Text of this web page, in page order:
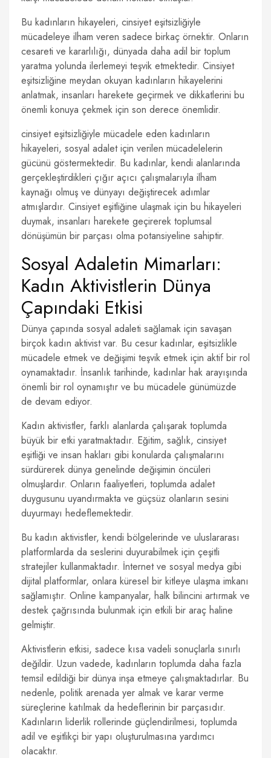
Bu kadınların hikayeleri, cinsiyet eşitsizliğiyle
mücadeleye ilham veren sadece birkaç örnektir. Onların
cesareti ve kararlılığı, dünyada daha adil bir toplum
yaratma yolunda ilerlemeyi teşvik etmektedir. Cinsiyet
eşitsizliğine meydan okuyan kadınların hikayelerini
anlatmak, insanları harekete geçirmek ve dikkatlerini bu
önemli konuya çekmek için son derece önemlidir.
cinsiyet eşitsizliğiyle mücadele eden kadınların
hikayeleri, sosyal adalet için verilen mücadelelerin
gücünü göstermektedir. Bu kadınlar, kendi alanlarında
gerçekleştirdikleri çığır açıcı çalışmalarıyla ilham
kaynağı olmuş ve dünyayı değiştirecek adımlar
atmışlardır. Cinsiyet eşitliğine ulaşmak için bu hikayeleri
duymak, insanları harekete geçirerek toplumsal
dönüşümün bir parçası olma potansiyeline sahiptir.
Sosyal Adaletin Mimarları:
Kadın Aktivistlerin Dünya
Çapındaki Etkisi
Dünya çapında sosyal adaleti sağlamak için savaşan
birçok kadın aktivist var. Bu cesur kadınlar, eşitsizlikle
mücadele etmek ve değişimi teşvik etmek için aktif bir rol
oynamaktadır. İnsanlık tarihinde, kadınlar hak arayışında
önemli bir rol oynamıştır ve bu mücadele günümüzde
de devam ediyor.
Kadın aktivistler, farklı alanlarda çalışarak toplumda
büyük bir etki yaratmaktadır. Eğitim, sağlık, cinsiyet
eşitliği ve insan hakları gibi konularda çalışmalarını
sürdürerek dünya genelinde değişimin öncüleri
olmuşlardır. Onların faaliyetleri, toplumda adalet
duygusunu uyandırmakta ve güçsüz olanların sesini
duyurmayı hedeflemektedir.
Bu kadın aktivistler, kendi bölgelerinde ve uluslararası
platformlarda da seslerini duyurabilmek için çeşitli
stratejiler kullanmaktadır. İnternet ve sosyal medya gibi
dijital platformlar, onlara küresel bir kitleye ulaşma imkanı
sağlamıştır. Online kampanyalar, halk bilincini artırmak ve
destek çağrısında bulunmak için etkili bir araç haline
gelmiştir.
Aktivistlerin etkisi, sadece kısa vadeli sonuçlarla sınırlı
değildir. Uzun vadede, kadınların toplumda daha fazla
temsil edildiği bir dünya inşa etmeye çalışmaktadırlar. Bu
nedenle, politik arenada yer almak ve karar verme
süreçlerine katılmak da hedeflerinin bir parçasıdır.
Kadınların liderlik rollerinde güçlendirilmesi, toplumda
adil ve eşitlikçi bir yapı oluşturulmasına yardımcı
olacaktır.